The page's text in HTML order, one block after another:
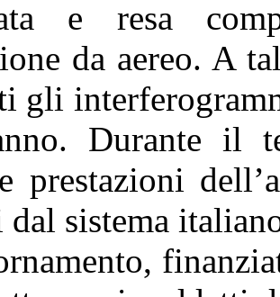
e resa
da aereo. A
gli
Durante il
prestazioni
dal sistema